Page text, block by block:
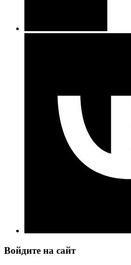
Войдите на сайт